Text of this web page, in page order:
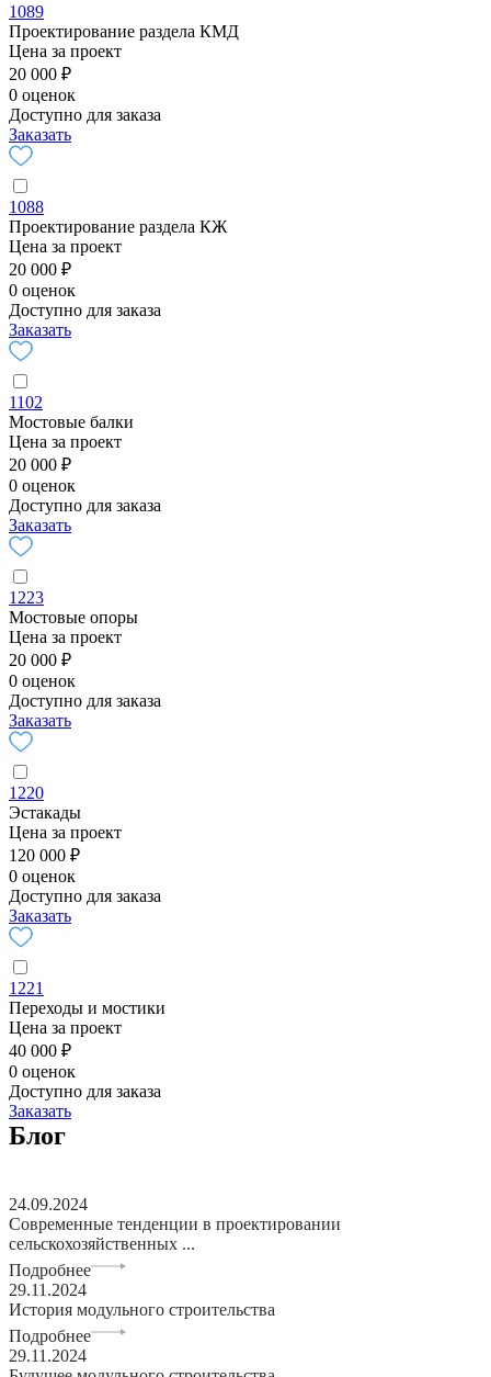
1089
Проектирование раздела КМД
Цена за проект
20 000 ₽
0 оценок
Доступно для заказа
Заказать
1088
Проектирование раздела КЖ
Цена за проект
20 000 ₽
0 оценок
Доступно для заказа
Заказать
1102
Мостовые балки
Цена за проект
20 000 ₽
0 оценок
Доступно для заказа
Заказать
1223
Мостовые опоры
Цена за проект
20 000 ₽
0 оценок
Доступно для заказа
Заказать
1220
Эстакады
Цена за проект
120 000 ₽
0 оценок
Доступно для заказа
Заказать
1221
Переходы и мостики
Цена за проект
40 000 ₽
0 оценок
Доступно для заказа
Заказать
Блог
24.09.2024
Современные тенденции в проектировании
сельскохозяйственных ...
Подробнее
29.11.2024
История модульного строительства
Подробнее
29.11.2024